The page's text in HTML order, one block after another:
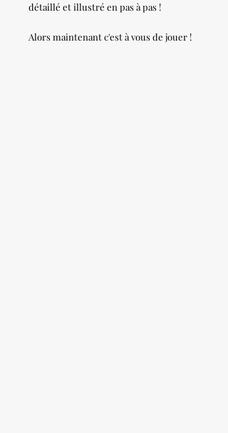
détaillé et illustré en pas à pas !
Alors maintenant c'est à vous de jouer !